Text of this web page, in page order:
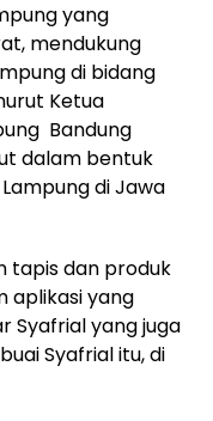
yang
mendukung
di bidang
Ketua
Bandung
dalam bentuk
di Jawa
tapis dan produk
aplikasi yang
Syafrial yang juga
Syafrial itu, di